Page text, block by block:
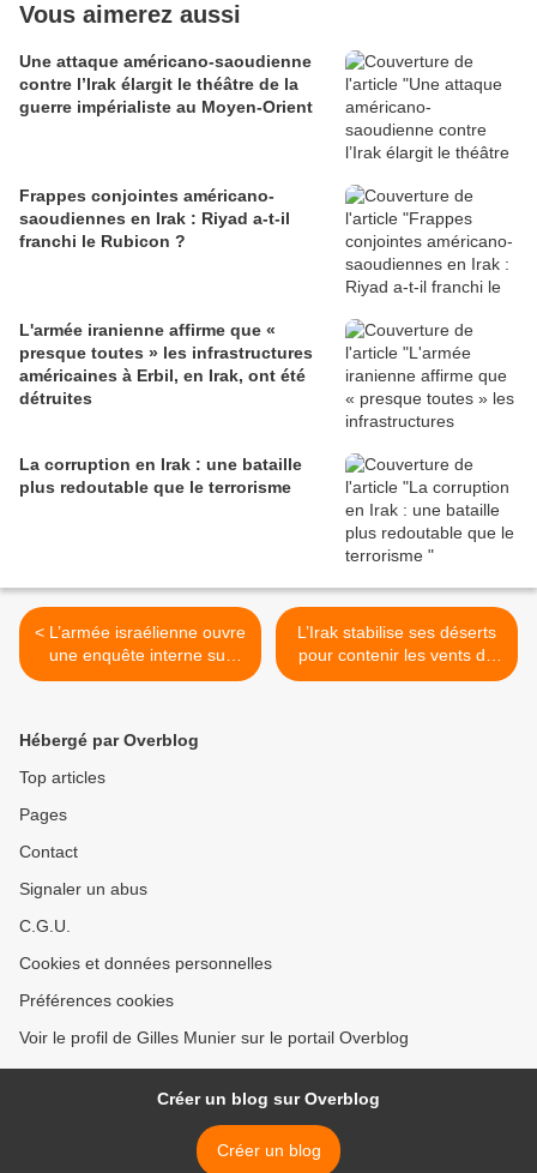
Vous aimerez aussi
Une attaque américano-saoudienne
contre l’Irak élargit le théâtre de la
guerre impérialiste au Moyen-Orient
Frappes conjointes américano-
saoudiennes en Irak : Riyad a-t-il
franchi le Rubicon ?
L'armée iranienne affirme que «
presque toutes » les infrastructures
américaines à Erbil, en Irak, ont été
détruites
La corruption en Irak : une bataille
plus redoutable que le terrorisme
< L’armée israélienne ouvre
une enquête interne sur
l’échec à vaincre le Hamas
L’Irak stabilise ses déserts
pour contenir les vents de
sable >
Hébergé par Overblog
Top articles
Pages
Contact
Signaler un abus
C.G.U.
Cookies et données personnelles
Préférences cookies
Voir le profil de Gilles Munier sur le portail Overblog
Créer un blog sur Overblog
Créer un blog